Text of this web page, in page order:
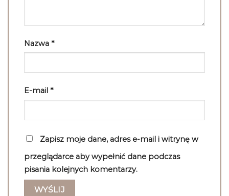
Nazwa *
E-mail *
Zapisz moje dane, adres e-mail i witrynę w
przeglądarce aby wypełnić dane podczas
pisania kolejnych komentarzy.